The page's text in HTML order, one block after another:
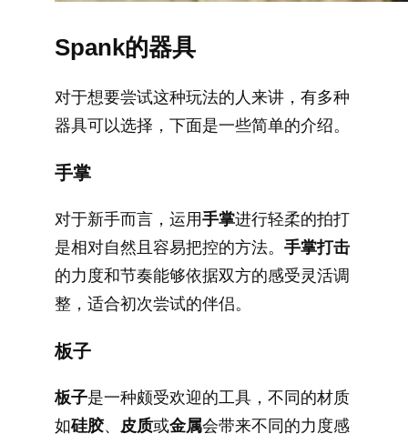
Spank的器具
对于想要尝试这种玩法的人来讲，有多种
器具可以选择，下面是一些简单的介绍。
手掌
对于新手而言，运用手掌进行轻柔的拍打
是相对自然且容易把控的方法。 手掌打击
的力度和节奏能够依据双方的感受灵活调
整，适合初次尝试的伴侣。
板子
板子是一种颇受欢迎的工具，不同的材质
如硅胶、 皮质或金属会带来不同的力度感